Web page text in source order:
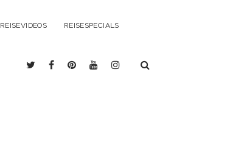
REISEVIDEOS REISESPECIALS
twitterfacebook
pinterestyoutubeinstagram